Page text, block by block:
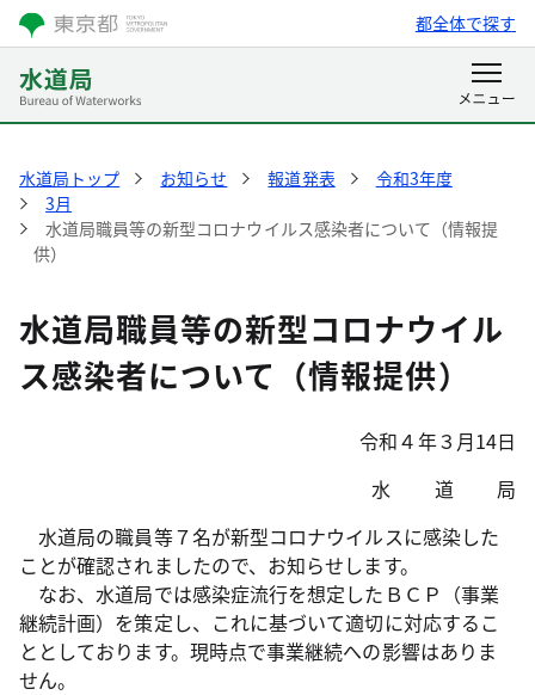
都全体で探す
水道局トップ お知らせ 報道発表
令和3年度
3月
水道局職員等の新型コロナウイルス感染者について（情報提
供）
水道局職員等の新型コロナウイル
ス感染者について（情報提供）
令和４年３月14日
水 道 局
水道局の職員等７名が新型コロナウイルスに感染した
ことが確認されましたので、お知らせします。
なお、水道局では感染症流行を想定したＢＣＰ（事業
継続計画）を策定し、これに基づいて適切に対応するこ
ととしております。現時点で事業継続への影響はありま
せん。